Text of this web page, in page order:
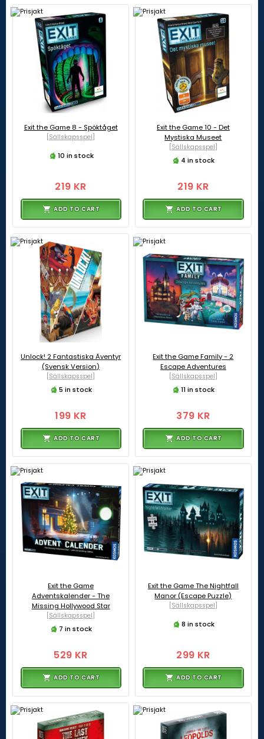
Exit the Game 8 - Spöktåget
[Sällskapsspel]
10 in stock
219 KR
ADD TO CART
Exit the Game 10 - Det
Mystiska Museet
[Sällskapsspel]
4 in stock
219 KR
ADD TO CART
Unlock! 2 Fantastiska Äventyr
(Svensk Version)
[Sällskapsspel]
5 in stock
199 KR
ADD TO CART
Exit the Game Family - 2
Escape Adventures
[Sällskapsspel]
11 in stock
379 KR
ADD TO CART
Exit the Game
Adventskalender - The
Missing Hollywood Star
[Sällskapsspel]
7 in stock
529 KR
ADD TO CART
Exit the Game The Nightfall
Manor (Escape Puzzle)
[Sällskapsspel]
8 in stock
299 KR
ADD TO CART